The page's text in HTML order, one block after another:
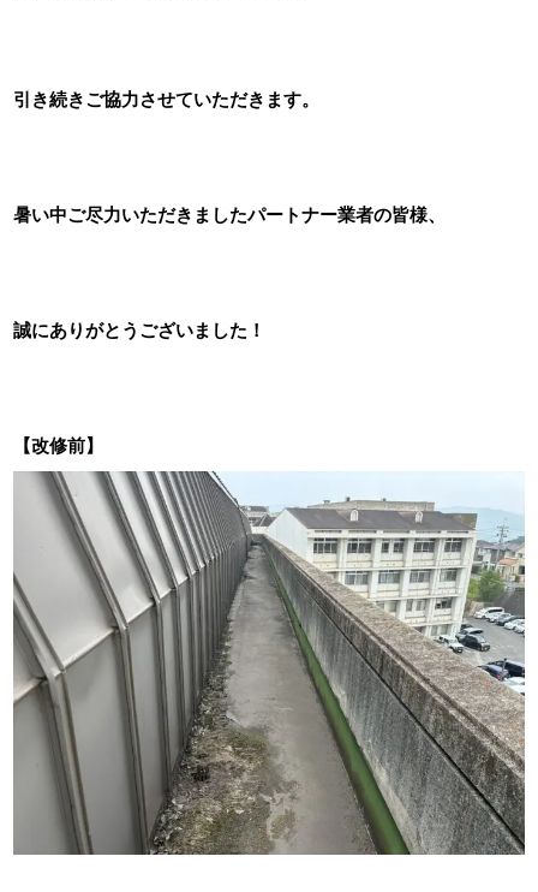
引き続きご協力させていただきます。
暑い中ご尽力いただきましたパートナー業者の皆様、
誠にありがとうございました！
【改修前】